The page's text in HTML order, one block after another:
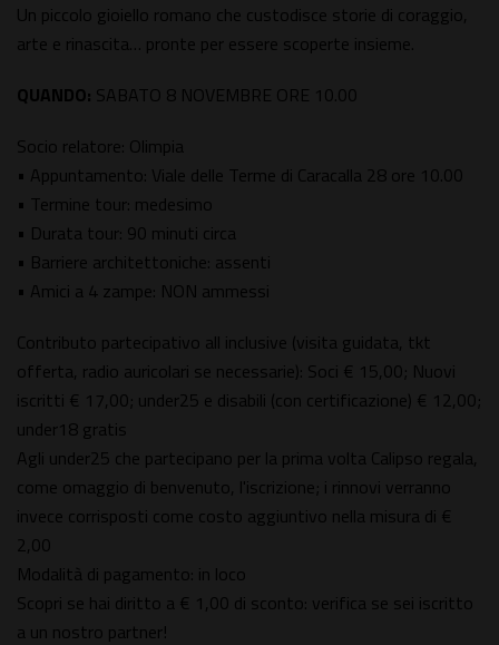
Un piccolo gioiello romano che custodisce storie di coraggio,
arte e rinascita… pronte per essere scoperte insieme.
QUANDO: SABATO 8 NOVEMBRE ORE 10.00
Socio relatore: Olimpia
• Appuntamento: Viale delle Terme di Caracalla 28 ore 10.00
• Termine tour: medesimo
• Durata tour: 90 minuti circa
• Barriere architettoniche: assenti
• Amici a 4 zampe: NON ammessi
Contributo partecipativo all inclusive (visita guidata, tkt
offerta, radio auricolari se necessarie): Soci € 15,00; Nuovi
iscritti € 17,00; under25 e disabili (con certificazione) € 12,00;
under18 gratis
Agli under25 che partecipano per la prima volta Calipso regala,
come omaggio di benvenuto, l'iscrizione; i rinnovi verranno
invece corrisposti come costo aggiuntivo nella misura di €
2,00
Modalità di pagamento: in loco
Scopri se hai diritto a € 1,00 di sconto: verifica se sei iscritto
a un nostro partner!